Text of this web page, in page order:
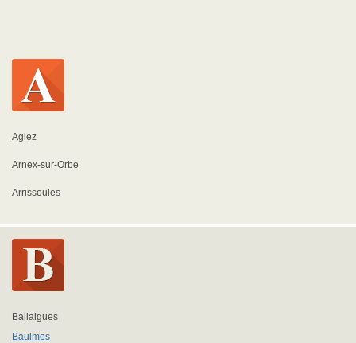
Agiez
Arnex-sur-Orbe
Arrissoules
Ballaigues
Baulmes